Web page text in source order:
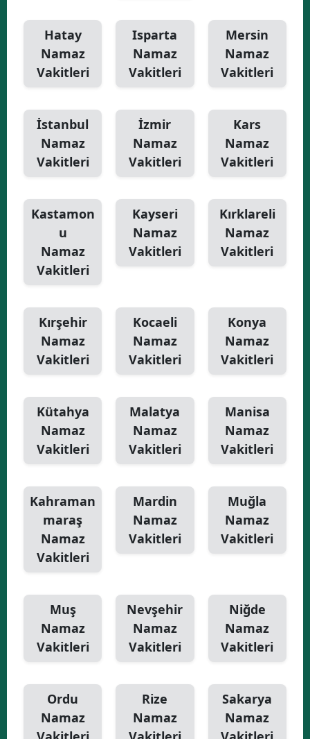
Hatay
Namaz
Vakitleri
Isparta
Namaz
Vakitleri
Mersin
Namaz
Vakitleri
İstanbul
Namaz
Vakitleri
İzmir
Namaz
Vakitleri
Kars
Namaz
Vakitleri
Kastamon
u
Namaz
Vakitleri
Kayseri
Namaz
Vakitleri
Kırklareli
Namaz
Vakitleri
Kırşehir
Namaz
Vakitleri
Kocaeli
Namaz
Vakitleri
Konya
Namaz
Vakitleri
Kütahya
Namaz
Vakitleri
Malatya
Namaz
Vakitleri
Manisa
Namaz
Vakitleri
Kahraman
maraş
Namaz
Vakitleri
Mardin
Namaz
Vakitleri
Muğla
Namaz
Vakitleri
Muş
Namaz
Vakitleri
Nevşehir
Namaz
Vakitleri
Niğde
Namaz
Vakitleri
Ordu
Namaz
Rize
Namaz
Sakarya
Namaz